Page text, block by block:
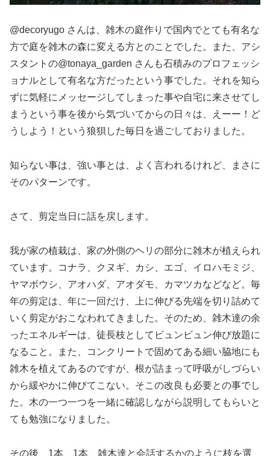
@decoryugo さんは、雑木の庭作りで国内でとても有名な
方で庭を雑木の森に変える方とのことでした。また、アシ
スタントの@tonaya_garden さんも石積みのプロフェッシ
ョナルとして有名な方だったという事でした。それを知ら
ずに気軽にメッセージしてしまった事や自宅に来させてし
まうという事を後から気づいてからの日々は、えーー！ど
うしよう！という狼狽した毎日を過ごしておりました。
知らない事は、強い事とは、よく言われるけれど、まさに
そのパターンです。
さて、剪定当日に話を戻します。
我が家の植栽は、家の外側のヘリの部分に雑木が植えられ
ています。コナラ、クヌギ、カシ、エゴ、イロハモミジ、
ヤマボウシ、アオハダ、アオダモ、カマツカなどなど。毎
年の剪定は、年に一回だけ、上に伸びる先端を切り詰めて
いく剪定がおこなわれてきました。そのため、雑木達の余
ったエネルギーは、徒長枝としてビュンビュン伸び放題に
なること。また、コンクリートで固めてある細い脇地にも
雑木を植えてあるのですが、根が詰まって呼吸がしづらい
から緩やかに伸びてこない。そこの改良も必要との事でし
た。木の一つ一つを一緒に確認しながら説明してもらいと
ても勉強になりました。
その後、1本、1本、雑木達と会話するかのように枝を選